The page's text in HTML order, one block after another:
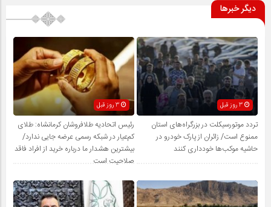
دیگر خبرها
3 روز قبل
تردد موتورسیکلت در بزرگراه‌های استان
ممنوع است/ زائران از پارک خودرو در
حاشیه موکب‌ها خودداری کنند
رئیس اتحادیه طلافروشان کرمانشاه: طلای
کم‌عیار در شبکه رسمی عرضه جایی ندارد/
بیشترین هشدار ما درباره خرید از افراد فاقد
صلاحیت است